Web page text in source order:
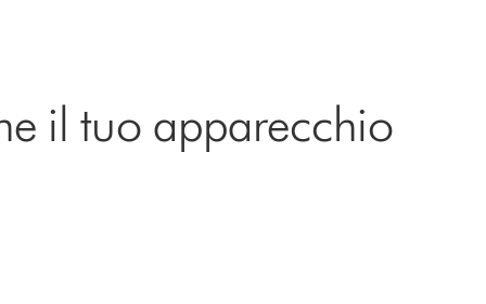
il tuo apparecchio